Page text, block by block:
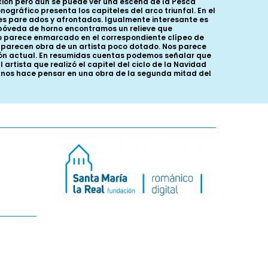
presenta los capiteles del arco triunfal. En el
pare ados y afrontados. Igualmente interesante es
de horno encontramos un relieve que
enmarcado en el correspondiente clípeo de
obra de un artista poco dotado. Nos parece
En resumidas cuentas podemos señalar que
que realizó el capitel del ciclo de la Navidad
hace pensar en una obra de la segunda mitad del